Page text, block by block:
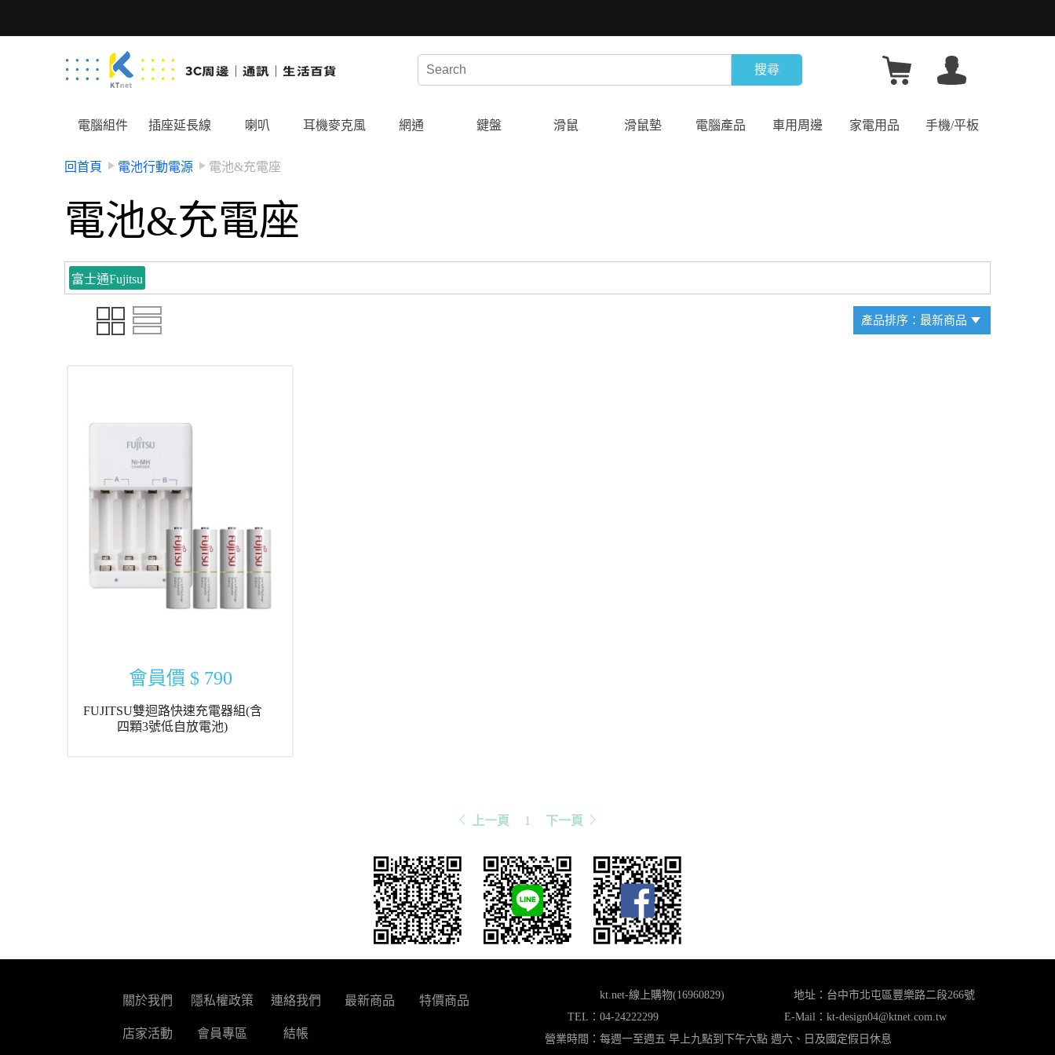
搜尋
電腦組件 插座延長線 喇叭 耳機麥克風 網通 鍵盤 滑鼠 滑鼠墊 電腦產品 車用周邊 家電用品 手機/平板
回首頁 電池行動電源 電池&充電座
電池&充電座
富士通Fujitsu
產品排序：最新商品
會員價 $ 790
FUJITSU雙迴路快速充電器組(含
四顆3號低自放電池)
上一頁 1 下一頁
關於我們 隱私權政策 連絡我們 最新商品 特價商品
店家活動 會員專區 結帳
kt.net-線上購物(16960829) 地址： 台中市北屯區豐樂路二段266號
TEL： 04-24222299 E-Mail： kt-design04@ktnet.com.tw
營業時間： 每週一至週五 早上九點到下午六點 週六、日及國定假日休息